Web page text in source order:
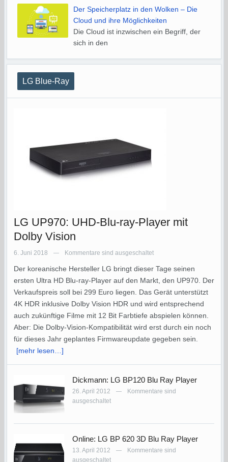
Der Speicherplatz in den Wolken – Die
Cloud und ihre Möglichkeiten
Die Cloud ist inzwischen ein Begriff, der
sich in den
LG Blue-Ray
LG UP970: UHD-Blu-ray-Player mit
Dolby Vision
6. Juni 2018 — Kommentare sind ausgeschaltet
Der koreanische Hersteller LG bringt dieser Tage seinen
ersten Ultra HD Blu-ray-Player auf den Markt, den UP970. Der
Verkaufspreis soll bei 299 Euro liegen. Das Gerät unterstützt
4K HDR inklusive Dolby Vision HDR und wird entsprechend
auch zukünftige Filme mit 12 Bit Farbtiefe abspielen können.
Aber: Die Dolby-Vision-Kompatibilität wird erst durch ein noch
für dieses Jahr geplantes Firmwareupdate gegeben sein.
[mehr lesen…]
Dickmann: LG BP120 Blu Ray Player
26. April 2012 —
Kommentare sind
ausgeschaltet
Online: LG BP 620 3D Blu Ray Player
13. April 2012 —
Kommentare sind
ausgeschaltet